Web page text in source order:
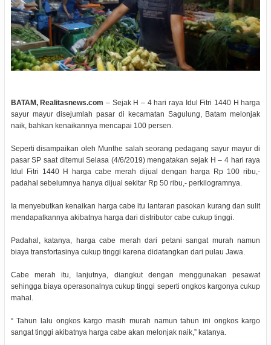
BATAM, Realitasnews.com – Sejak H – 4 hari raya Idul Fitri 1440 H harga
sayur mayur disejumlah pasar di kecamatan Sagulung, Batam melonjak
naik, bahkan kenaikannya mencapai 100 persen.
Seperti disampaikan oleh Munthe salah seorang pedagang sayur mayur di
pasar SP saat ditemui Selasa (4/6/2019) mengatakan sejak H – 4 hari raya
Idul Fitri 1440 H harga cabe merah dijual dengan harga Rp 100 ribu,-
padahal sebelumnya hanya dijual sekitar Rp 50 ribu,- perkilogramnya.
Ia menyebutkan kenaikan harga cabe itu lantaran pasokan kurang dan sulit
mendapatkannya akibatnya harga dari distributor cabe cukup tinggi.
Padahal, katanya, harga cabe merah dari petani sangat murah namun
biaya transfortasinya cukup tinggi karena didatangkan dari pulau Jawa.
Cabe merah itu, lanjutnya, diangkut dengan menggunakan pesawat
sehingga biaya operasonalnya cukup tinggi seperti ongkos kargonya cukup
mahal.
“ Tahun lalu ongkos kargo masih murah namun tahun ini ongkos kargo
sangat tinggi akibatnya harga cabe akan melonjak naik,” katanya.